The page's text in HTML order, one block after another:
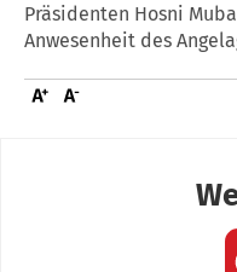
Präsidenten Hosni
Anwesenheit des